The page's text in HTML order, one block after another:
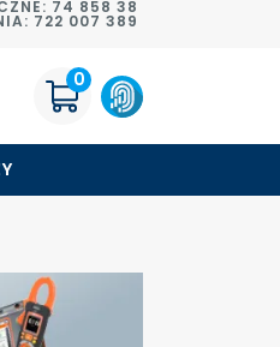
74 858 38
722 007 389
0